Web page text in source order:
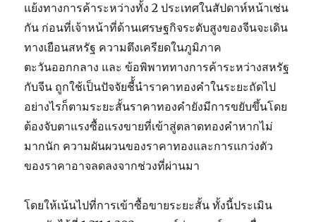
แย้งทางการค้าระหว่างทั้ง 2 ประเทศในสัปดาห์หน้าเช่น
กัน ก่อนที่เจ้าหน้าที่ด้านเศรษฐกิจระดับสูงของจีนจะเดิน
ทางเยือนสหรัฐ ความตึงเครียดในภูมิภาค
ตะวันออกกลาง และ ข้อพิพาททางการค้าระหว่างสหรัฐ
กับจีน ถูกใช้เป็นปัจจัยชี้้นําราคาทองคําในระยะถัดไป
อย่างไรก็ตามระยะสั้นราคาทองคํายังมีการขยับขึ้นโดย
ต้องจับตาแรงซื้อแรงขายที่เข้าสู่ตลาดทองคําหากไม่
มากนัก ความผันผวนของราคาทองและการแกว่งตัว
ของราคาอาจลดลงจากช่วงที่ผ่านมา
โดยให้เน้นไปที่การเข้าซื้อขายระยะสั้น ทั้งนี้ประเมิน